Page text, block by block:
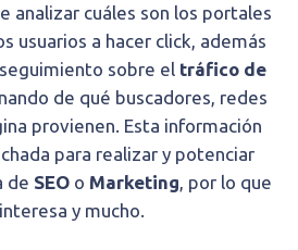
analizar cuáles son los portales
usuarios a hacer click, además
sobre el tráfico de
de qué buscadores, redes
provienen. Esta información
para realizar y potenciar
de SEO o Marketing, por lo que
y mucho.